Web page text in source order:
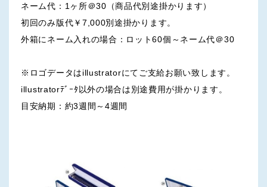
ネーム代：1ヶ所＠30（商品代別途掛かります）
初回のみ版代￥7,000別途掛かります。
外箱にネーム入れの場合：ロット60個～ネーム代＠30
※ロゴデータはillustratorにてご支給お願い致します。
illustratorﾃﾞｰﾀ以外の場合は別途費用が掛かります。
目安納期：約3週間～4週間